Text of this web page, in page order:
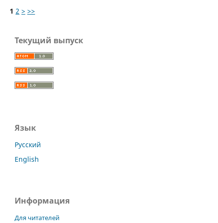
1 2 > >>
Текущий выпуск
Язык
Русский
English
Информация
Для читателей